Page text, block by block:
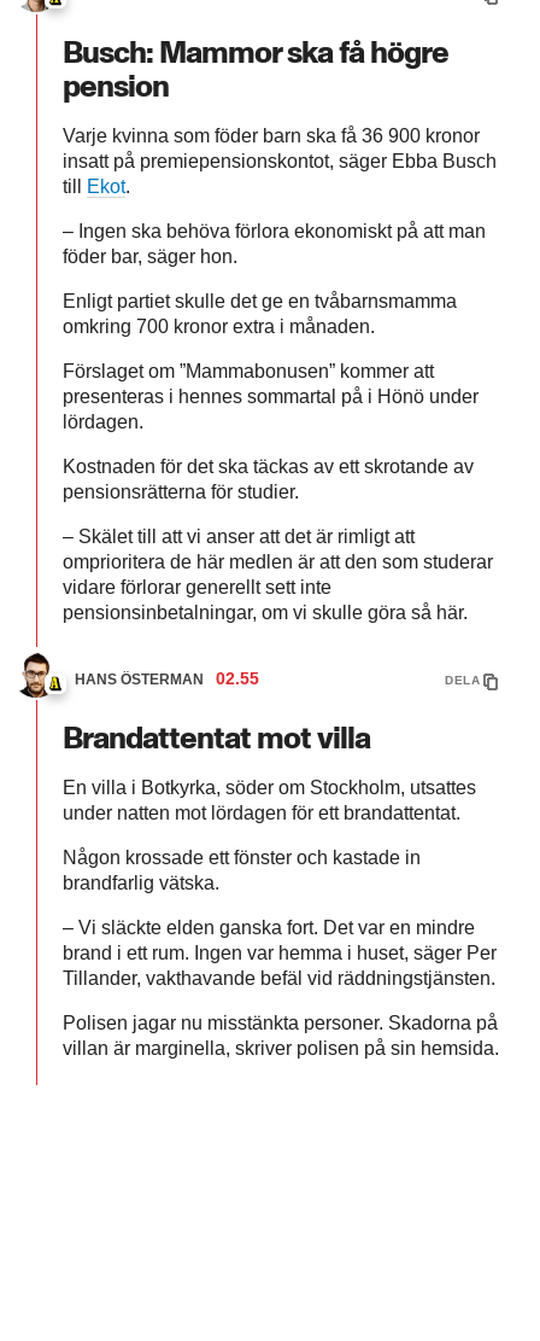
Busch: Mammor ska få högre
pension
Varje kvinna som föder barn ska få 36 900 kronor
insatt på premiepensionskontot, säger Ebba Busch
till
Ekot.
– Ingen ska behöva förlora ekonomiskt på att man
föder bar, säger hon.
Enligt partiet skulle det ge en tvåbarnsmamma
omkring 700 kronor extra i månaden.
Förslaget om ”Mammabonusen” kommer att
presenteras i hennes sommartal på i Hönö under
lördagen.
Kostnaden för det ska täckas av ett skrotande av
pensionsrätterna för studier.
– Skälet till att vi anser att det är rimligt att
omprioritera de här medlen är att den som studerar
vidare förlorar generellt sett inte
pensionsinbetalningar, om vi skulle göra så här.
HANS ÖSTERMAN 02.55 DELA
Brandattentat mot villa
En villa i Botkyrka, söder om Stockholm, utsattes
under natten mot lördagen för ett brandattentat.
Någon krossade ett fönster och kastade in
brandfarlig vätska.
– Vi släckte elden ganska fort. Det var en mindre
brand i ett rum. Ingen var hemma i huset, säger Per
Tillander, vakthavande befäl vid räddningstjänsten.
Polisen jagar nu misstänkta personer. Skadorna på
villan är marginella, skriver polisen på sin hemsida.